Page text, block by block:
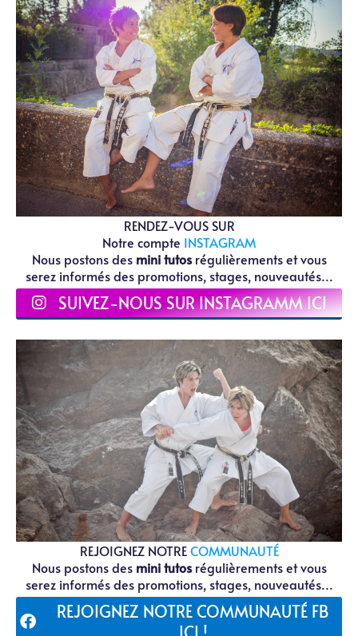
RENDEZ-VOUS SUR
Notre compte INSTAGRAM
Nous postons des mini tutosrégulièrements et vous
serez informés des promotions, stages, nouveautés...
SUIVEZ-NOUS SUR INSTAGRAMM ICI
REJOIGNEZ NOTRECOMMUNAUTÉ
Nous postons des mini tutosrégulièrements et vous
serez informés des promotions, stages, nouveautés...
REJOIGNEZ NOTRE COMMUNAUTÉ FB
ICI !